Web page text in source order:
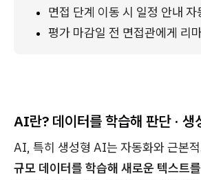
면접 단계 이동 시 일정 안내 자
평가 마감일 전 면접관에게 리
AI란? 데이터를 학습해 판단 · 생
AI, 특히 생성형 AI는 자동화와 근본
규모 데이터를 학습해 새로운 텍스트